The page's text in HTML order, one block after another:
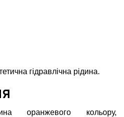
гідравлічна рідина.
оранжевого кольору,